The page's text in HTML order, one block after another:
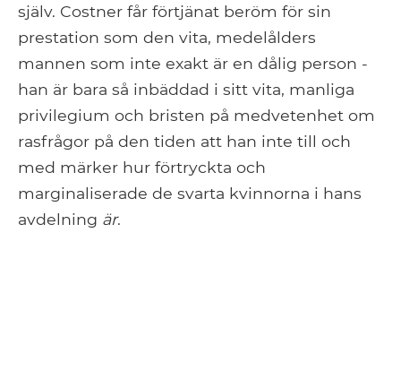
själv. Costner får förtjänat beröm för sin
prestation som den vita, medelålders
mannen som inte exakt är en dålig person -
han är bara så inbäddad i sitt vita, manliga
privilegium och bristen på medvetenhet om
rasfrågor på den tiden att han inte till och
med märker hur förtryckta och
marginaliserade de svarta kvinnorna i hans
avdelning är.